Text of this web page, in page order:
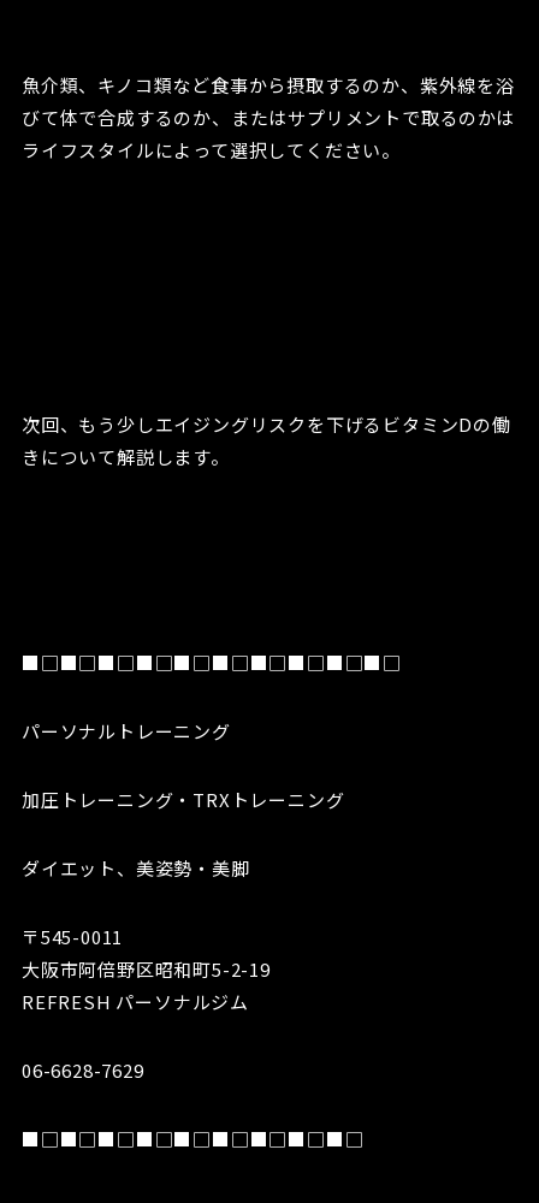
魚介類、キノコ類など食事から摂取するのか、紫外線を浴
びて体で合成するのか、またはサプリメントで取るのかは
ライフスタイルによって選択してください。
次回、もう少しエイジングリスクを下げるビタミンDの働
きについて解説します。
■□■□■□■□■□■□■□■□■□■□
パーソナルトレーニング
加圧トレーニング・TRXトレーニング
ダイエット、美姿勢・美脚
〒545-0011
大阪市阿倍野区昭和町5-2-19
REFRESH パーソナルジム
06-6628-7629
■□■□■□■□■□■□■□■□■□